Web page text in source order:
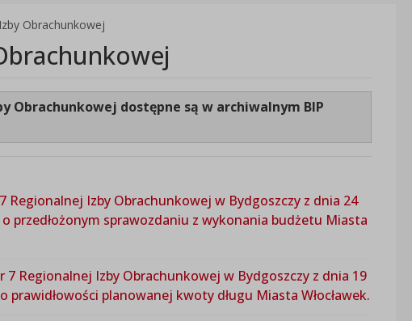
Obrachunkowej
Obrachunkowej dostępne są w archiwalnym BIP
Regionalnej Izby Obrachunkowej w Bydgoszczy z dnia 24
przedłożonym sprawozdaniu z wykonania budżetu Miasta
7 Regionalnej Izby Obrachunkowej w Bydgoszczy z dnia 19
planowanej kwoty długu Miasta Włocławek.